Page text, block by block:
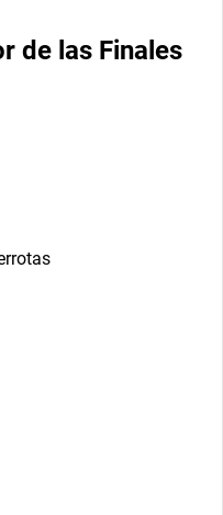
de las Finales